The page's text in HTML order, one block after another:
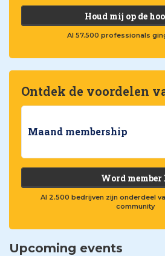
Houd mij op de
Al 57.500 professionals
Ontdek de voordelen
Maand membership
Word member
Al 2.500 bedrijven zijn onderdeel
community
Upcoming events